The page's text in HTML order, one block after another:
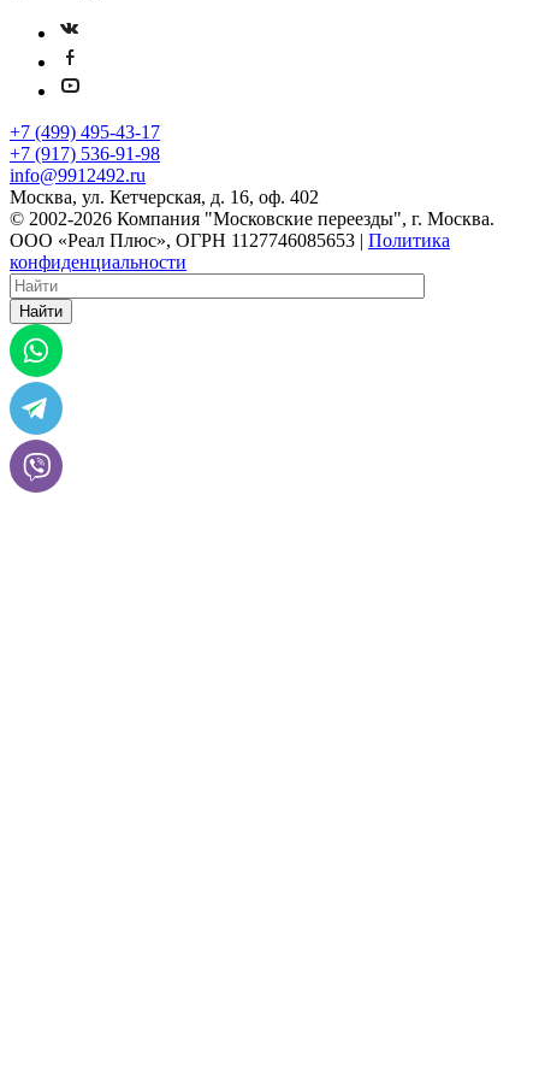
+7 (499) 495-43-17
+7 (917) 536-91-98
info@9912492.ru
Москва, ул. Кетчерская, д. 16, оф. 402
© 2002-2026 Компания "Московские переезды", г. Москва.
ООО «Реал Плюс», ОГРН 1127746085653 | Политика
конфиденциальности
Найти